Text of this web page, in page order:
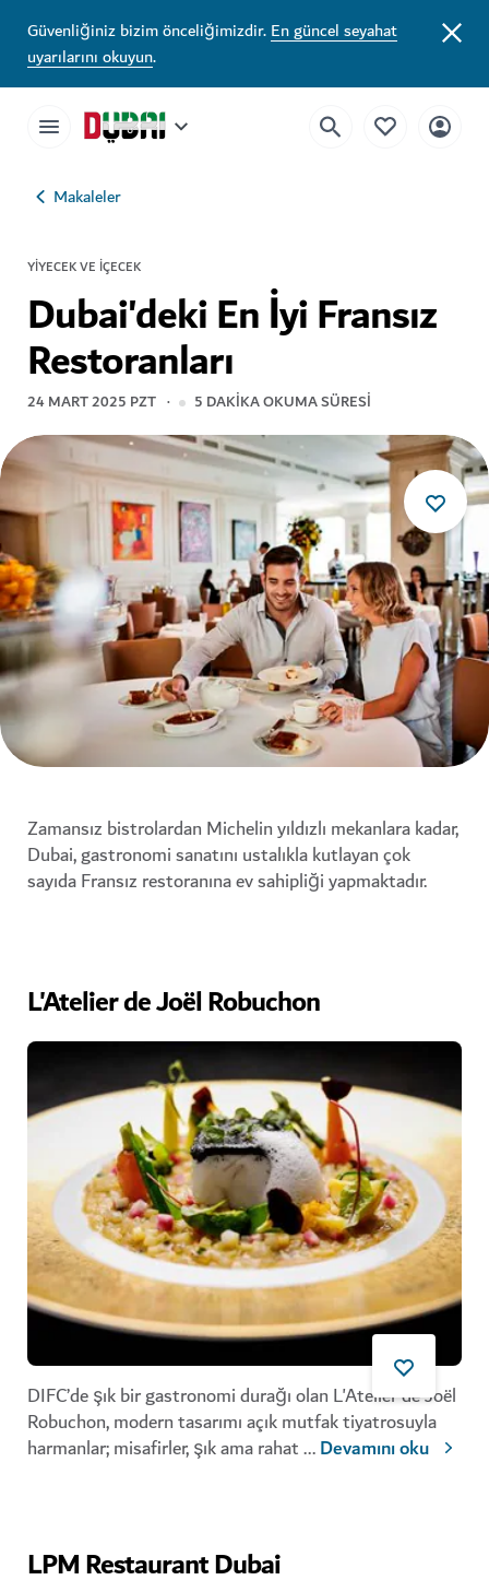
Güvenliğiniz bizim önceliğimizdir.En güncel seyahat
uyarılarını okuyun.
Makaleler
YIYECEK VE İÇECEK
Dubai'deki En İyi Fransız
Restoranları
24 MART 2025 PZT 5 DAKIKA OKUMA SÜRESI
Zamansız bistrolardan Michelin yıldızlı mekanlara kadar,
Dubai, gastronomi sanatını ustalıkla kutlayan çok
sayıda Fransız restoranına ev sahipliği yapmaktadır.
L'Atelier de Joël Robuchon
DIFC’de şık bir gastronomi durağı olan L'Atelier de Joël
Robuchon, modern tasarımı açık mutfak tiyatrosuyla
harmanlar; misafirler, şık ama rahat...Devamını oku
LPM Restaurant Dubai